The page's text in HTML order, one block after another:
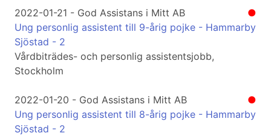
●
2022-01-21 - God Assistans i Mitt AB
Ung personlig assistent till 9-årig pojke - Hammarby
Sjöstad - 2
Vårdbiträdes- och personlig assistentsjobb,
Stockholm
●
2022-01-20 - God Assistans i Mitt AB
Ung personlig assistent till 8-årig pojke - Hammarby
Sjöstad - 2